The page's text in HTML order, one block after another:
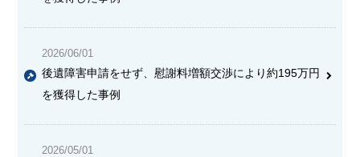
2026/06/01
後遺障害申請をせず、慰謝料増額交渉により約195万円
を獲得した事例
2026/05/01